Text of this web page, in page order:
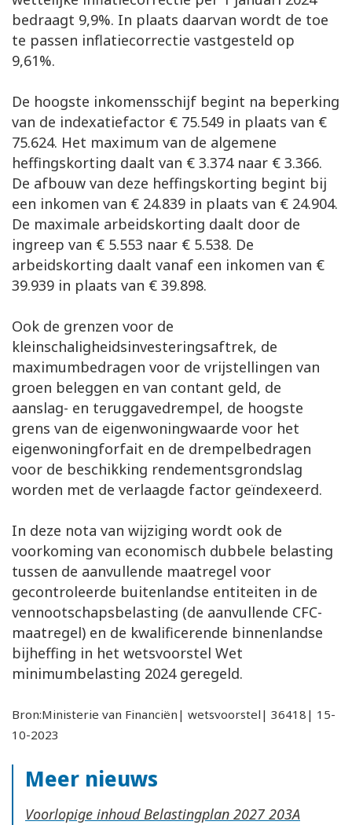
bedraagt 9,9%. In plaats daarvan wordt de toe
te passen inflatiecorrectie vastgesteld op
9,61%.
De hoogste inkomensschijf begint na beperking
van de indexatiefactor € 75.549 in plaats van €
75.624. Het maximum van de algemene
heffingskorting daalt van € 3.374 naar € 3.366.
De afbouw van deze heffingskorting begint bij
een inkomen van € 24.839 in plaats van € 24.904.
De maximale arbeidskorting daalt door de
ingreep van € 5.553 naar € 5.538. De
arbeidskorting daalt vanaf een inkomen van €
39.939 in plaats van € 39.898.
Ook de grenzen voor de
kleinschaligheidsinvesteringsaftrek, de
maximumbedragen voor de vrijstellingen van
groen beleggen en van contant geld, de
aanslag- en teruggavedrempel, de hoogste
grens van de eigenwoningwaarde voor het
eigenwoningforfait en de drempelbedragen
voor de beschikking rendementsgrondslag
worden met de verlaagde factor geïndexeerd.
In deze nota van wijziging wordt ook de
voorkoming van economisch dubbele belasting
tussen de aanvullende maatregel voor
gecontroleerde buitenlandse entiteiten in de
vennootschapsbelasting (de aanvullende CFC-
maatregel) en de kwalificerende binnenlandse
bijheffing in het wetsvoorstel Wet
minimumbelasting 2024 geregeld.
Bron:Ministerie van Financiën| wetsvoorstel| 36418| 15-
10-2023
Meer nieuws
Voorlopige inhoud Belastingplan 2027